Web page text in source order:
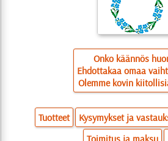
Onko käännös
Ehdottakaa omaa
Olemme kovin
Tuotteet Kysymykset ja
Toimitus ja maksu